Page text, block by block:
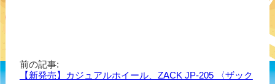
前の記事:
【新発売】カジュアルホイール、ZACK JP-205 〈ザック